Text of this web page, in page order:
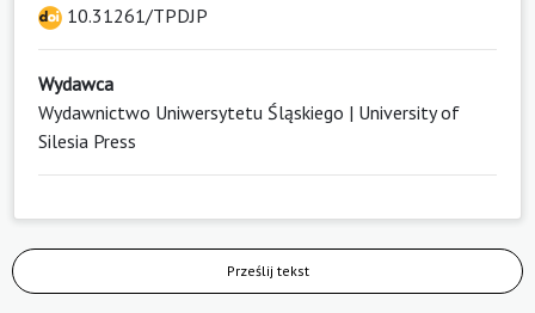
10.31261/TPDJP
Wydawca
Wydawnictwo Uniwersytetu Śląskiego | University of
Silesia Press
Prześlij tekst